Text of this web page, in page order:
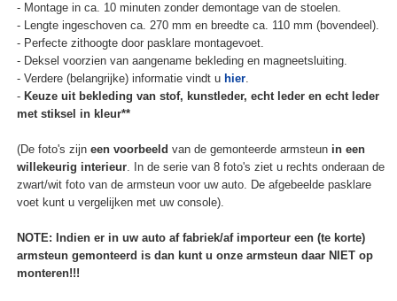
- Montage in ca. 10 minuten zonder demontage van de stoelen.
- Lengte ingeschoven ca. 270 mm en breedte ca. 110 mm (bovendeel).
- Perfecte zithoogte door pasklare montagevoet.
- Deksel voorzien van aangename bekleding en magneetsluiting.
- Verdere (belangrijke) informatie vindt u hier.
- Keuze uit bekleding van stof, kunstleder, echt leder en echt leder
met stiksel in kleur**
(De foto's zijn een voorbeeld van de gemonteerde armsteun in een
willekeurig interieur. In de serie van 8 foto's ziet u rechts onderaan de
zwart/wit foto van de armsteun voor uw auto. De afgebeelde pasklare
voet kunt u vergelijken met uw console).
NOTE: Indien er in uw auto af fabriek/af importeur een (te korte)
armsteun gemonteerd is dan kunt u onze armsteun daar NIET op
monteren!!!